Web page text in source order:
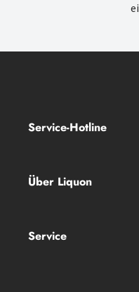
Service-Hotline
Über Liquon
Service